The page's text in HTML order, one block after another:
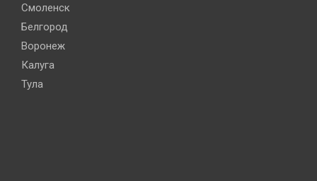
Смоленск
Белгород
Воронеж
Калуга
Тула